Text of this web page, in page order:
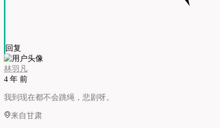
回复
林羽凡
4 年 前
我到现在都不会跳绳，悲剧呀。
来自甘肃